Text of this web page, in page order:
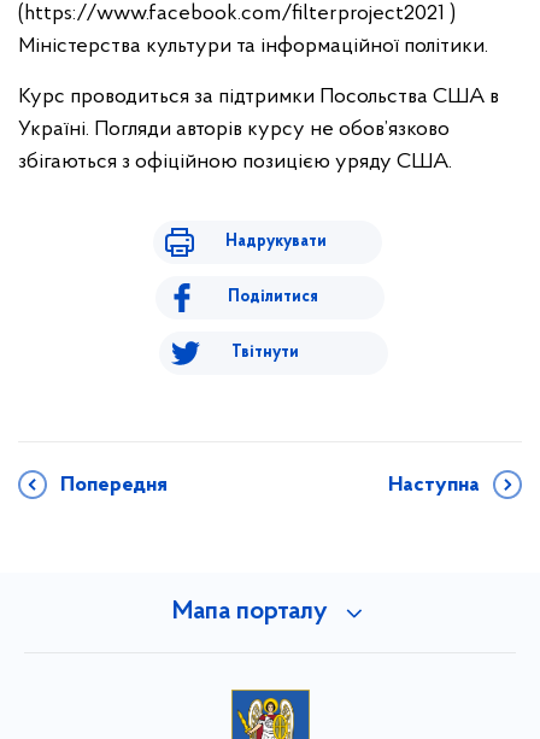
(https://www.facebook.com/filterproject2021 )
Міністерства культури та інформаційної політики.
Курс проводиться за підтримки Посольства США в
Україні. Погляди авторів курсу не обов’язково
збігаються з офіційною позицією уряду США.
Надрукувати
Поділитися
Твітнути
Попередня Наступна
Мапа порталу